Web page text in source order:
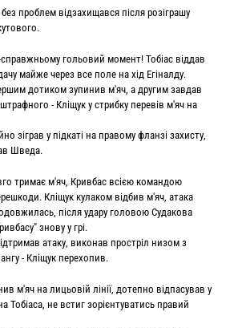
проблем відзахищався після розіграшу
гольовий момент! Тобіас віддав
майже через все поле на хід Егіналду.
дотиком зупинив м'яч, а другим завдав
штрафного - Кліщук у стрибку перевів м'яч на
зіграв у підкаті на правому фланзі захисту,
Шведа.
тримає м'яч, Кривбас всією командою
Кліщук кулаком відбив м'яч, атака
після удару головою Судакова
знову у грі.
атаку, виконав простріл низом з
- Кліщук перехопив.
м'яч на лицьовій лінії, дотепно відпасував у
Тобіаса, не встиг зорієнтуватись правий